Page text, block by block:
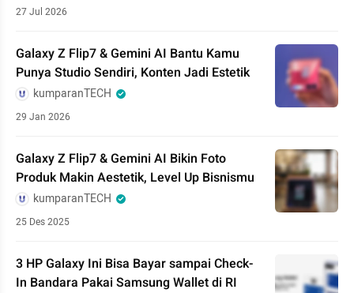
27 Jul 2026
Galaxy Z Flip7 & Gemini AI Bantu Kamu
Punya Studio Sendiri, Konten Jadi Estetik
kumparanTECH
29 Jan 2026
Galaxy Z Flip7 & Gemini AI Bikin Foto
Produk Makin Aestetik, Level Up Bisnismu
kumparanTECH
25 Des 2025
3 HP Galaxy Ini Bisa Bayar sampai Check-
In Bandara Pakai Samsung Wallet di RI